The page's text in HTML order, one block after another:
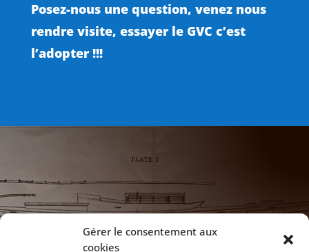
Gérer le consentement aux
cookies
Posez-nous une question, venez nous
rendre visite, essayer le GVC c’est
l’adopter !!!
NOTRE ADRESSE